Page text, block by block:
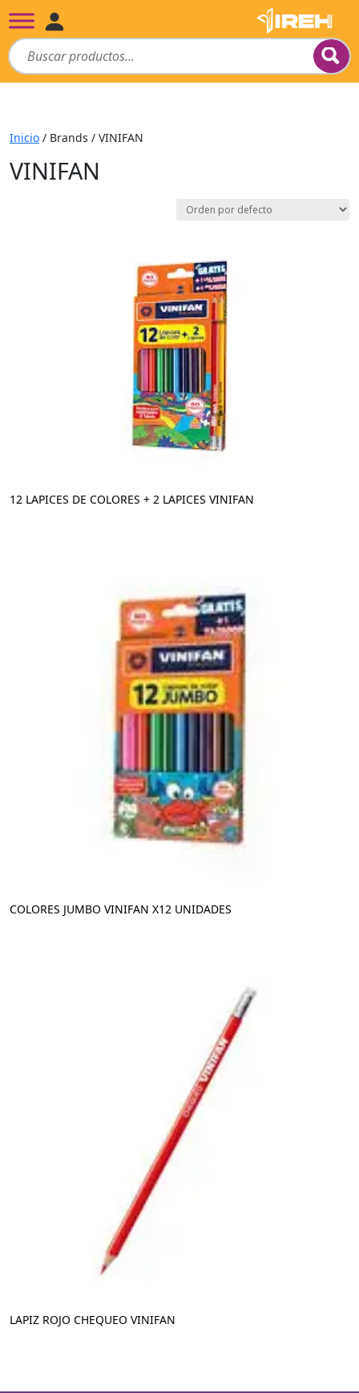
Inicio / Brands / VINIFAN
VINIFAN
12 LAPICES DE COLORES + 2 LAPICES VINIFAN
COLORES JUMBO VINIFAN X12 UNIDADES
LAPIZ ROJO CHEQUEO VINIFAN